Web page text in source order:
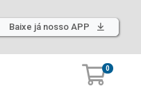
Baixe já nosso APP
0